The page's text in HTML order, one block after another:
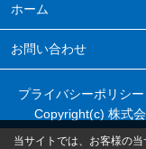
ホーム
お問い合わせ
プライバシーポリシー
Copyright(c) 株式
当サイトでは、お客様の